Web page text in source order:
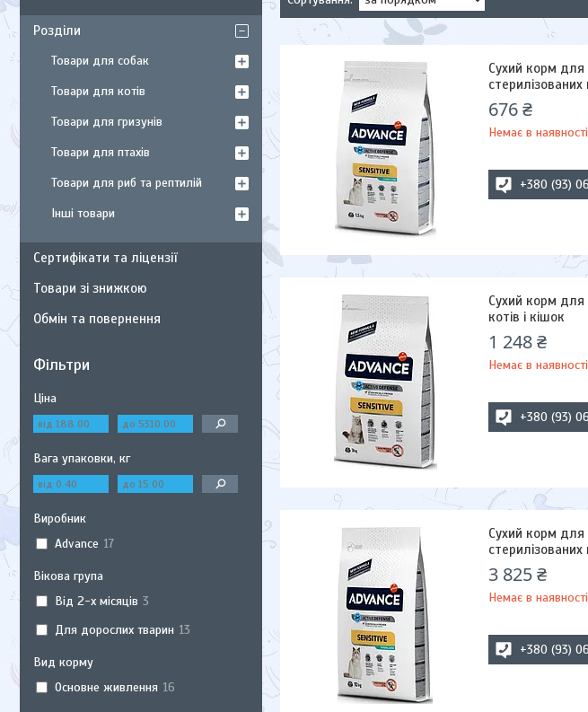
Сухий корм для
стерилізованих
676 ₴
Немає в наявності
+380 (93)
Сухий корм для
котів і кішок
1 248 ₴
Немає в наявності
+380 (93)
Сухий корм для
стерилізованих
3 825 ₴
Немає в наявності
+380 (93)
Розділи
Товари для собак
Товари для котів
Товари для гризунів
Товари для птахів
Товари для риб та рептилій
Інші товари
Сертифікати та ліцензії
Товари зі знижкою
Обмін та повернення
Фільтри
Ціна
Вага упаковки, кг
Виробник
Advance 17
Вікова група
Від 2-х місяців 3
Для дорослих тварин 13
Вид корму
Основне живлення 16